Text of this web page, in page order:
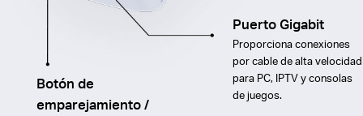
Botón de
emparejamiento /
Puerto Gigabit
Proporciona conexiones
por cable de alta velocidad
para PC, IPTV y consolas
de juegos.